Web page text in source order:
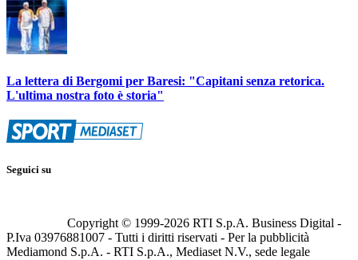
La lettera di Bergomi per Baresi: "Capitani senza retorica.
L'ultima nostra foto è storia"
Seguici su
Copyright © 1999-2026 RTI S.p.A. Business Digital -
P.Iva 03976881007 - Tutti i diritti riservati - Per la pubblicità
Mediamond S.p.A. - RTI S.p.A., Mediaset N.V., sede legale